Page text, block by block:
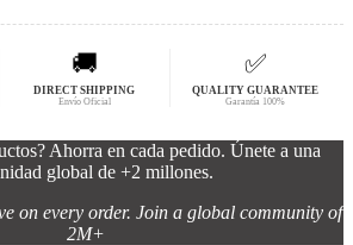
🚚
DIRECT SHIPPING
Envío Oficial
✅
QUALITY GUARANTEE
Garantía 100%
Ahorra en cada pedido. Únete a una
global de +2 millones.
on every order. Join a global community of
2M+